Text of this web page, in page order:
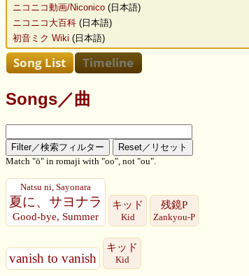
ニコニコ動画/Niconico (日本語)
ニコニコ大百科 (日本語)
初音ミク Wiki (日本語)
Songs／曲
Match "ō" in romaji with "oo", not "ou".
Natsu ni, Sayonara
夏に、サヨナラ
Good-bye, Summer
キッド
Kid
残鏡P
Zankyou-P
vanish to vanish
キッド
Kid